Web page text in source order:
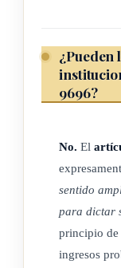
¿Pueden
9696?
No. El
sentido
para dictar
principio de
ingresos